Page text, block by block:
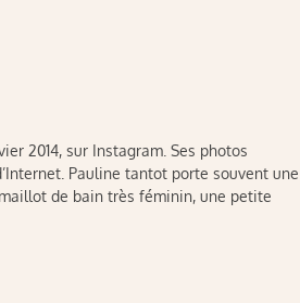
2014, sur Instagram. Ses photos
Pauline tantot porte souvent une
de bain très féminin, une petite